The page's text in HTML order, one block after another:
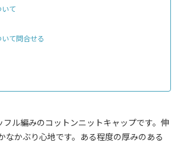
て
て問合せる
ル編みのコットンニットキャップです。伸
なかぶり心地です。ある程度の厚みのある